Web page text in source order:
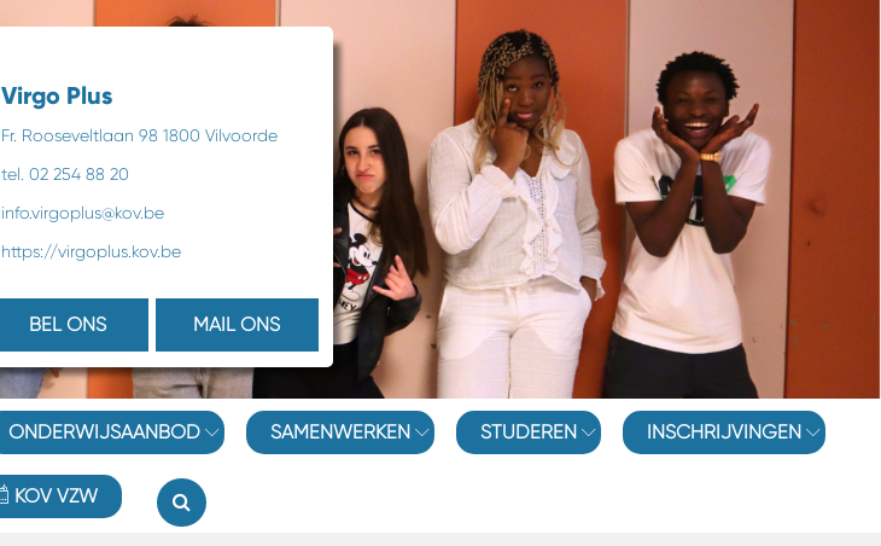
Virgo Plus
Fr. Rooseveltlaan 98 1800 Vilvoorde
tel. 02 254 88 20
info.virgoplus@kov.be
https://virgoplus.kov.be
BEL ONS MAIL ONS
ONDERWIJSAANBOD SAMENWERKEN STUDEREN INSCHRIJVINGEN
KOV VZW